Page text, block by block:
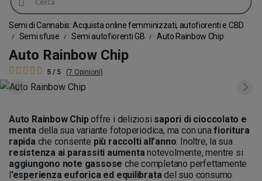
Semi di Cannabis: Acquista online femminizzati, autofiorenti e CBD
Semi sfuse
Semi autofiorenti GB Auto Rainbow Chip
Auto Rainbow Chip
5 / 5 (7 Opinioni)
Auto Rainbow Chipoffre i deliziosi sapori di cioccolato e
menta della sua variante fotoperiodica, ma con unafioritura
rapida che consente più raccolti all’anno. Inoltre, la sua
resistenza ai parassiti aumenta notevolmente, mentre si
aggiungono note gassose che completano perfettamente
l’esperienza euforica ed equilibrata del suo consumo.